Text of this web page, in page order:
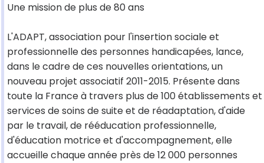
Une mission de plus de 80 ans
L'ADAPT, association pour l'insertion sociale et
professionnelle des personnes handicapées, lance,
dans le cadre de ces nouvelles orientations, un
nouveau projet associatif 2011-2015. Présente dans
toute la France à travers plus de 100 établissements et
services de soins de suite et de réadaptation, d'aide
par le travail, de rééducation professionnelle,
d'éducation motrice et d'accompagnement, elle
accueille chaque année près de 12 000 personnes